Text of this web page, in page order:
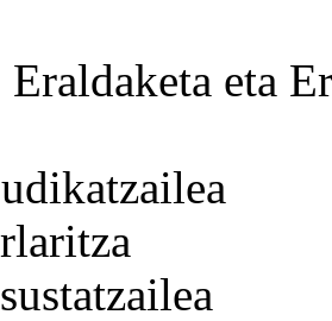
Eraldaketa eta